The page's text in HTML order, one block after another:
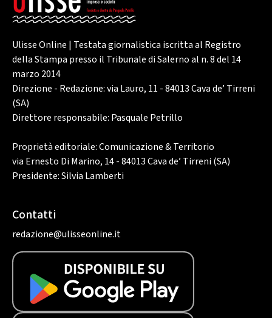
Ulisse Online | Testata giornalistica iscritta al Registro
della Stampa presso il Tribunale di Salerno al n. 8 del 14
marzo 2014
Direzione - Redazione: via Lauro, 11 - 84013 Cava de’ Tirreni
(SA)
Direttore responsabile: Pasquale Petrillo
Proprietà editoriale: Comunicazione & Territorio
via Ernesto Di Marino, 14 - 84013 Cava de’ Tirreni (SA)
Presidente: Silvia Lamberti
Contatti
redazione@ulisseonline.it